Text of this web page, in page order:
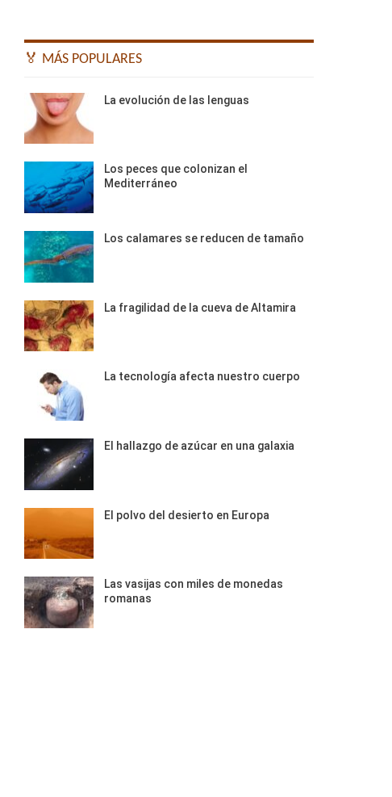
🏅 MÁS POPULARES
La evolución de las lenguas
Los peces que colonizan el
Mediterráneo
Los calamares se reducen de tamaño
La fragilidad de la cueva de Altamira
La tecnología afecta nuestro cuerpo
El hallazgo de azúcar en una galaxia
El polvo del desierto en Europa
Las vasijas con miles de monedas
romanas